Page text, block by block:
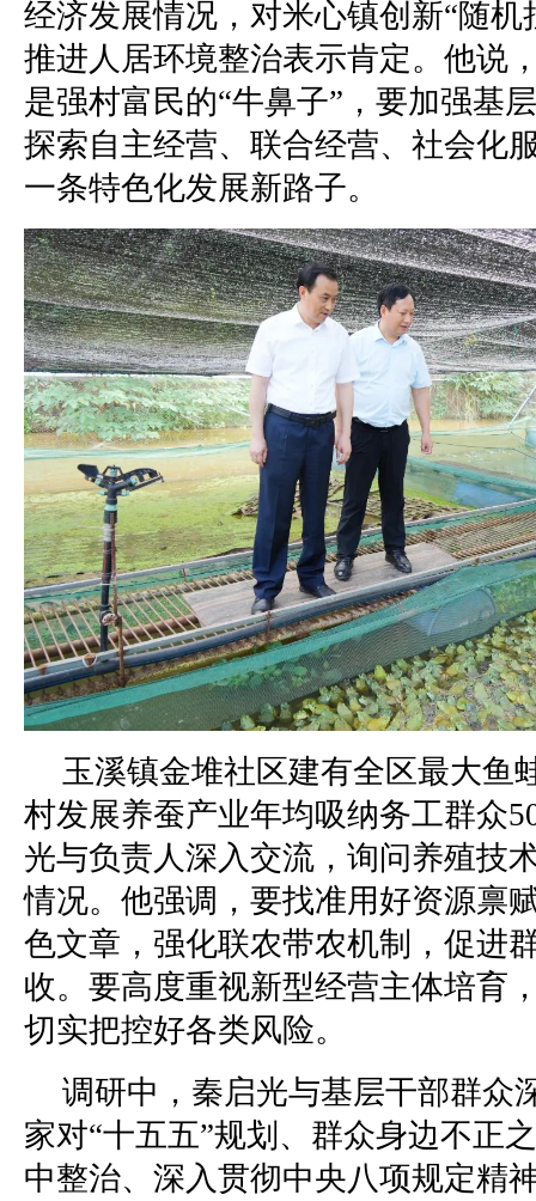
经济发展情况，对米心镇创新“随机
推进人居环境整治表示肯定。他说
是强村富民的“牛鼻子”，要加强基
探索自主经营、联合经营、社会化
一条特色化发展新路子。
玉溪镇金堆社区建有全区最大鱼
村发展养蚕产业年均吸纳务工群众
光与负责人深入交流，询问养殖技
情况。他强调，要找准用好资源禀
色文章，强化联农带农机制，促进
收。要高度重视新型经营主体培育
切实把控好各类风险。
调研中，秦启光与基层干部群众
家对“十五五”规划、群众身边不正
中整治、深入贯彻中央八项规定精